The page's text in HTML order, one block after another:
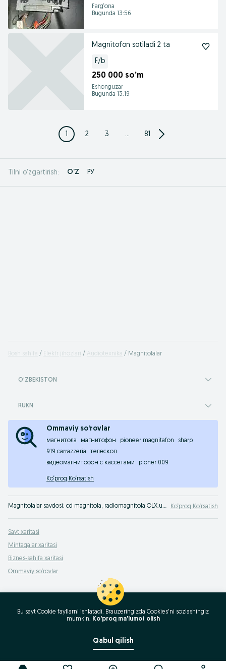
Farg‘ona
Bugunda 13:56
Magnitofon sotiladi 2 ta
F/b
250 000 so’m
Eshonguzar
Bugunda 13:19
1 2 3 ... 81
Tilni o'zgartirish: O'Z РУ
Bosh sahifa Elektr jihozlari Audiotexnika Magnitolalar
OʻZBEKISTON
RUKN
Ommaviy so‘rovlar
магнитола магнитофон pioneer magnitafon
sharp
919 carrazzeria
телескоп
видеомагнитофон с кассетами
pioner 009
Ko‘proq Ko‘rsatish
Magnitolalar savdosi: cd magnitola, radiomagnitola OLX.uz O‘zbekiston saytida. Bizning e‘lonlar taxtamizga kiring - bu yerda magnitolalar uchun eng foydali takliflar va qulay narxlar Ko‘proq Ko‘rsatish
Sayt xaritasi
Mintaqalar xaritasi
Biznes-sahifa xaritasi
Ommaviy so‘rovlar
Bu sayt Cookie fayllarni ishlatadi. Brauzeringizda Cookies'ni sozlashingiz
mumkin. Ko'proq ma'lumot olish
Qabul qilish